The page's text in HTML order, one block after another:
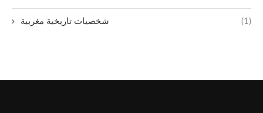
شخصيات تاريخية مغربية (1)